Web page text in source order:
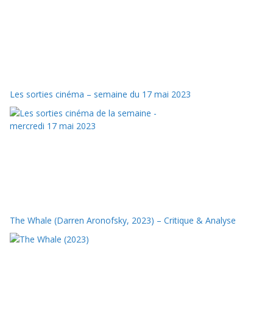
Les sorties cinéma – semaine du 17 mai 2023
The Whale (Darren Aronofsky, 2023) – Critique & Analyse